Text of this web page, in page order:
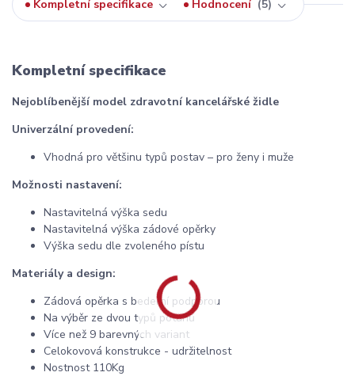
Kompletní specifikace Hodnocení 5
Kompletní specifikace
Nejoblíbenější model zdravotní kancelářské židle
Univerzální provedení:
Vhodná pro většinu typů postav – pro ženy i muže
Možnosti nastavení:
Nastavitelná výška sedu
Nastavitelná výška zádové opěrky
Výška sedu dle zvoleného pístu
Materiály a design:
Zádová opěrka s bederní podporou
Na výběr ze dvou typů potahů
Více než 9 barevných variant
Celokovová konstrukce - udržitelnost
Nostnost 110Kg